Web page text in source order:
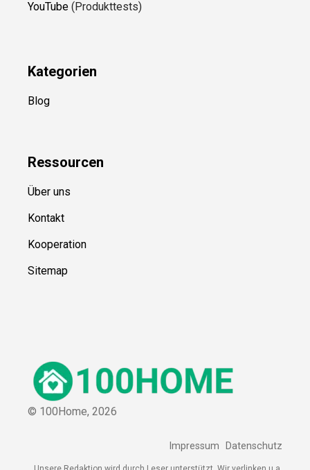
YouTube (Produkttests)
Kategorien
Blog
Ressourcen
Über uns
Kontakt
Kooperation
Sitemap
© 100Home, 2026
Impressum Datenschutz